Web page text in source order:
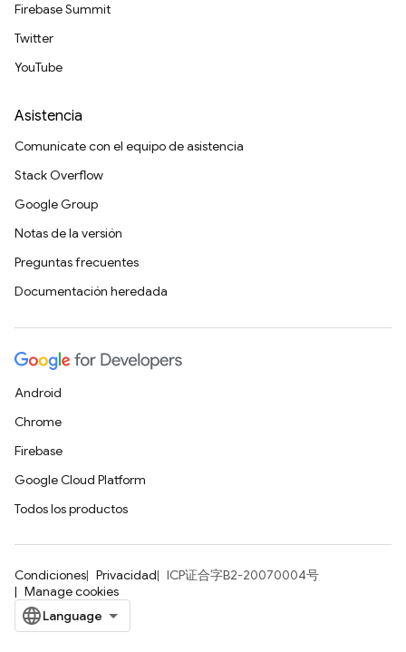
Firebase Summit
Twitter
YouTube
Asistencia
Comunícate con el equipo de asistencia
Stack Overflow
Google Group
Notas de la versión
Preguntas frecuentes
Documentación heredada
Android
Chrome
Firebase
Google Cloud Platform
Todos los productos
Condiciones Privacidad
ICP证合字B2-20070004号
Manage cookies